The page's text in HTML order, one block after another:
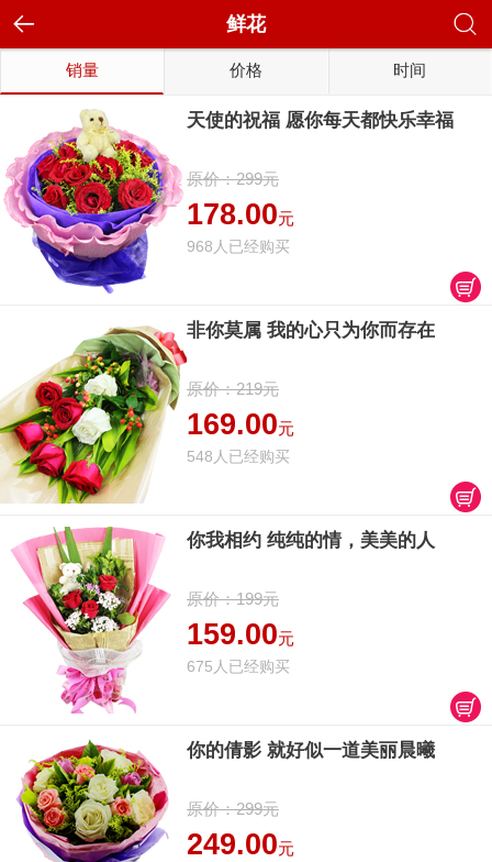
鲜花
销量 价格 时间
天使的祝福 愿你每天都快乐幸福
原价：299元
178.00元
968人已经购买
非你莫属 我的心只为你而存在
原价：219元
169.00元
548人已经购买
你我相约 纯纯的情，美美的人
原价：199元
159.00元
675人已经购买
你的倩影 就好似一道美丽晨曦
原价：299元
249.00元